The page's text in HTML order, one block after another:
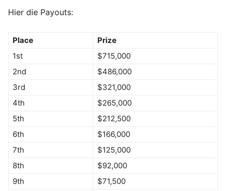
Hier die Payouts:
Place
Prize
1st
$715,000
2nd
$486,000
3rd
$321,000
4th
$265,000
5th
$212,500
6th
$166,000
7th
$125,000
8th
$92,000
9th
$71,500